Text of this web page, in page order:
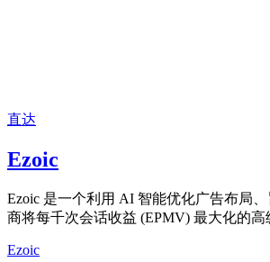
直达
Ezoic
Ezoic 是一个利用 AI 智能优化广告布局
商将每千次会话收益 (EPMV) 最大化的高
Ezoic